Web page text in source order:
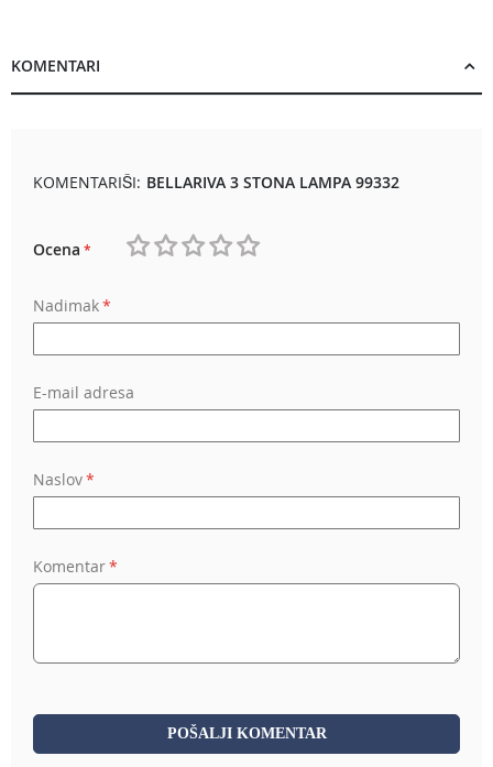
KOMENTARI
KOMENTARIŠI: BELLARIVA 3 STONA LAMPA 99332
Ocena
Nadimak
E-mail adresa
Naslov
Komentar
POŠALJI KOMENTAR